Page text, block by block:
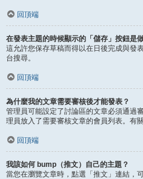
回頂端
在發表主題的時候顯示的「儲存」按鈕是
這允許您保存草稿而得以在日後完成與發
台搜尋。
回頂端
為什麼我的文章需要審核後才能發表？
管理員可能設定了討論區的文章必須通過
理員放入了需要審核文章的會員列表。有
回頂端
我該如何 bump（推文）自己的主題？
當您在瀏覽文章時，點選「推文」連結，